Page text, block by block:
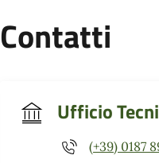
Contatti
Ufficio
(+39) 0187